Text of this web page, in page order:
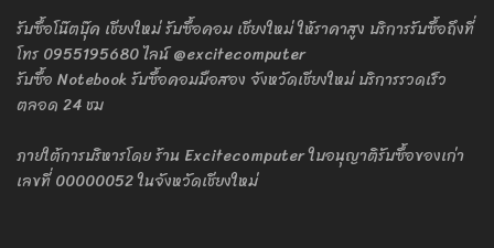
รับซื้อโน๊ตบุ๊ค เชียงใหม่ รับซื้อคอม เชียงใหม่ ให้ราคาสูง บริการรับซื้อถึงที่
โทร 0955195680 ไลน์ @excitecomputer
รับซื้อ Notebook รับซื้อคอมมือสอง จังหวัดเชียงใหม่ บริการรวดเร็ว
ตลอด 24 ชม
ภายใต้การบริหารโดย ร้าน Excitecomputer ใบอนุญาติรับซื้อของเก่า
เลขที่ 00000052 ในจังหวัดเชียงใหม่